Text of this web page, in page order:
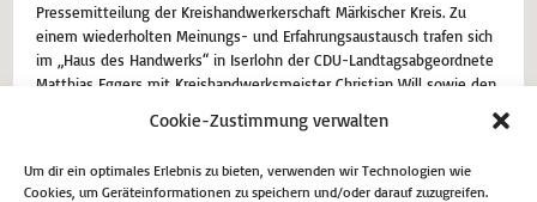
Cookie-Zustimmung verwalten
Um dir ein optimales Erlebnis zu bieten, verwenden wir Technologien wie
Cookies, um Geräteinformationen zu speichern und/oder darauf zuzugreifen.
Pressemitteilung der Kreishandwerkerschaft Märkischer Kreis. Zu
einem wiederholten Meinungs- und Erfahrungsaustausch trafen sich
im „Haus des Handwerks“ in Iserlohn der CDU-Landtagsabgeordnete
Matthias Eggers mit Kreishandwerksmeister Christian Will sowie den
Kreishandwerkerschaft MK. Im Mittelpunkt des Gespräches standen…
25. Februar 2025 Aktuell